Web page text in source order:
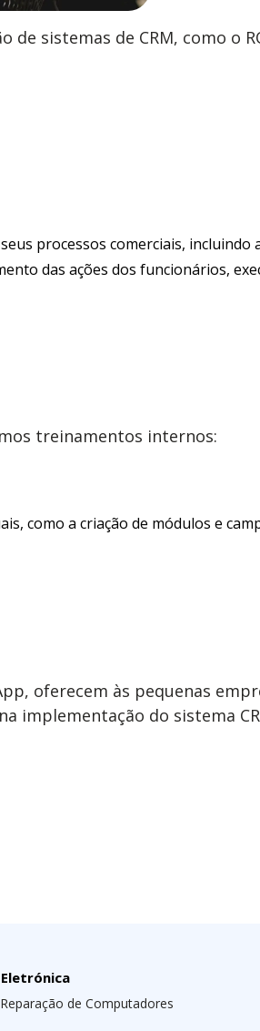
sistemas de CRM, como o
processos comerciais,
das ações dos funcionários,
treinamentos internos:
como a criação de módulos e
oferecem às pequenas
implementação do sistema
de Computadores